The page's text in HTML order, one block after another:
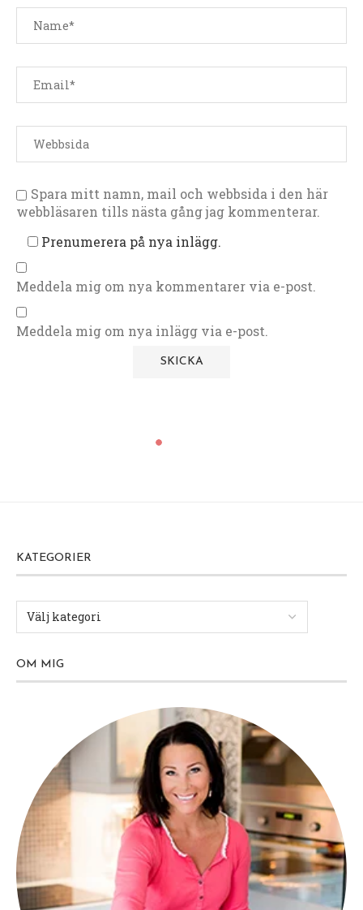
Spara mitt namn, mail och webbsida i den här
webbläsaren tills nästa gång jag kommenterar.
Prenumerera på nya inlägg.
Meddela mig om nya kommentarer via e-post.
Meddela mig om nya inlägg via e-post.
KATEGORIER
OM MIG